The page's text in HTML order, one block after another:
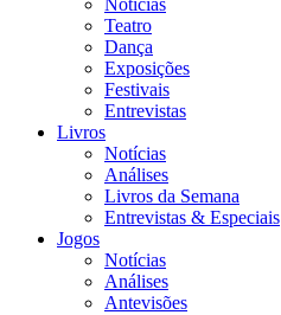
Teatro
Dança
Exposições
Festivais
Entrevistas
Livros
Notícias
Análises
Livros da Semana
Entrevistas & Especiais
Jogos
Notícias
Análises
Antevisões